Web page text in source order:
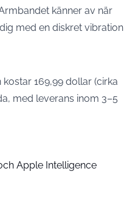
känner av när
med en diskret vibration
kostar 169,99 dollar (cirka
, med leverans inom 3–5
Apple Intelligence